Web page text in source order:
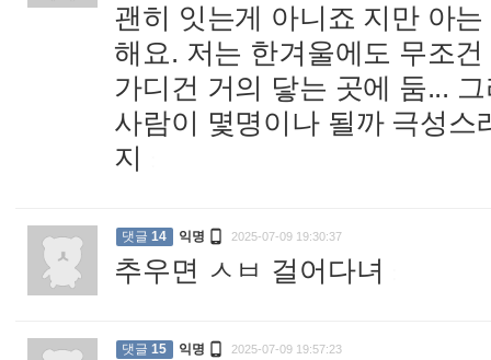
괜히 잇는게 아니죠 지만 아
해요. 저는 한겨울에도 무조
가디건 거의 닿는 곳에 둠...
사람이 몇명이나 될까 극성스
지
댓글 14 익명  2025-07-09 19:30:37
추우면 ㅅㅂ 걸어다녀
댓글 15 익명  2025-07-09 19:57:23